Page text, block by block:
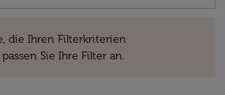
die Ihren Filterkriterien
Sie Ihre Filter an.